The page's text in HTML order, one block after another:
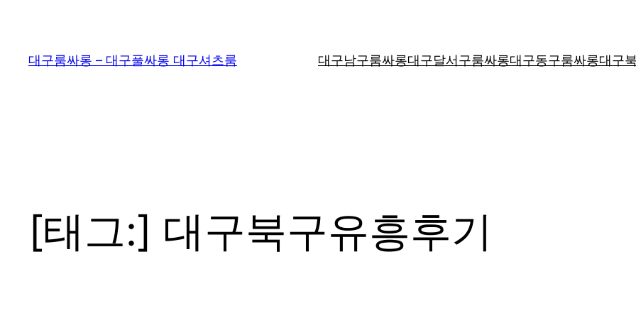
대구룸싸롱 – 대구풀싸롱 대구셔츠룸 대구남구룸싸롱대구달서구룸싸롱대구동구룸싸롱대구
[태그:] 대구북구유흥후기